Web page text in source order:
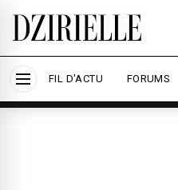
Nous utilisons des
FIL D'ACTU FORUMS